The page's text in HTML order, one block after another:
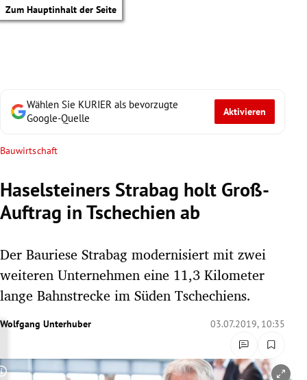
Zum Hauptinhalt der Seite
Untermenü
Untermenü
Wählen Sie KURIER als bevorzugte
Google-Quelle
Aktivieren
Bauwirtschaft
Haselsteiners Strabag holt Groß-
Auftrag in Tschechien ab
Der Bauriese Strabag modernisiert mit zwei
weiteren Unternehmen eine 11,3 Kilometer
lange Bahnstrecke im Süden Tschechiens.
Wolfgang Unterhuber 03.07.2019, 10:35